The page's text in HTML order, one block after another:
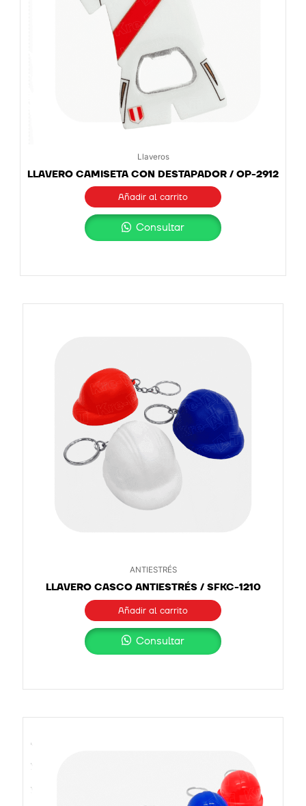
Llaveros
LLAVERO CAMISETA CON DESTAPADOR / OP-2912
Añadir al carrito
Consultar
ANTIESTRÉS
LLAVERO CASCO ANTIESTRÉS / SFKC-1210
Añadir al carrito
Consultar